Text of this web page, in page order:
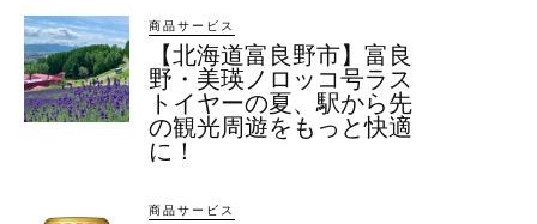
商品サービス
【北海道富良野市】富良
野・美瑛ノロッコ号ラス
トイヤーの夏、駅から先
の観光周遊をもっと快適
に！
商品サービス